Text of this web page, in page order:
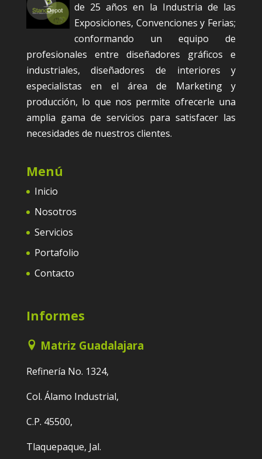
de 25 años en la Industria de las
Exposiciones, Convenciones y Ferias;
conformando un equipo de
profesionales entre diseñadores gráficos e
industriales, diseñadores de interiores y
especialistas en el área de Marketing y
producción, lo que nos permite ofrecerle una
amplia gama de servicios para satisfacer las
necesidades de nuestros clientes.
Menú
Inicio
Nosotros
Servicios
Portafolio
Contacto
Informes
Matriz Guadalajara
Refinería No. 1324,
Col. Álamo Industrial,
C.P. 45500,
Tlaquepaque, Jal.